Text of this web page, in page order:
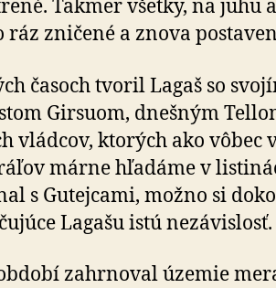
Takmer všetky, na juhu
zničené a znova
časoch tvoril Lagaš so
Girsuom, dnešným
vládcov, ktorých ako vôbec
márne hľadáme v
s Gutejcami, možno si
Lagašu istú nezávislosť.
zahrnoval územie